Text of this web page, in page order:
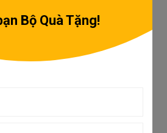
Bộ Quà Tặng!